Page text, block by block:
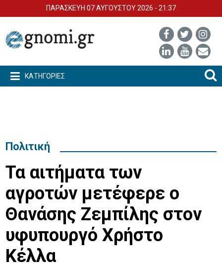
ΠΑΡΑΣΚΕΥΗ 07 ΑΥΓΟΥΣΤΟΥ 2026 - 21:37
ΚΑΤΗΓΟΡΙΕΣ
Πολιτική
Τα αιτήματα των
αγροτών μετέφερε ο
Θανάσης Ζεμπίλης στον
υφυπουργό Χρήστο
Κέλλα